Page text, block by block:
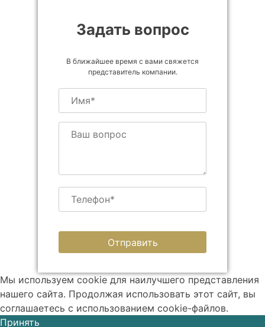
Задать вопрос
В ближайшее время с вами свяжется
представитель компании.
Мы используем cookie для наилучшего представления
нашего сайта. Продолжая использовать этот сайт, вы
соглашаетесь с использованием cookie-файлов.
Принять